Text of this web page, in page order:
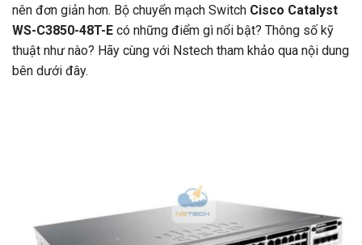
nên đơn giản hơn. Bộ chuyển mạch Switch Cisco Catalyst
WS-C3850-48T-E có những điểm gì nổi bật? Thông số kỹ
thuật như nào? Hãy cùng với Nstech tham khảo qua nội dung
bên dưới đây.